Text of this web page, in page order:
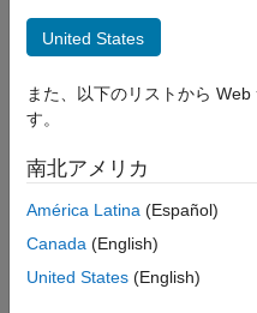
カテゴリ
Discrete-Event System Objects
Implement Discrete-Event Systems
Charts
Create Custom Visualization
Classes
expand all
United States
また、以下のリストから
す。
南北アメリカ
América Latina (Español)
Canada (English)
United States (English)